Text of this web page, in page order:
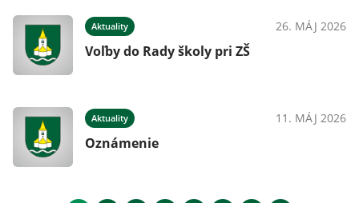
Aktuality 26. MÁJ 2026
Voľby do Rady školy pri ZŠ
Aktuality 11. MÁJ 2026
Oznámenie